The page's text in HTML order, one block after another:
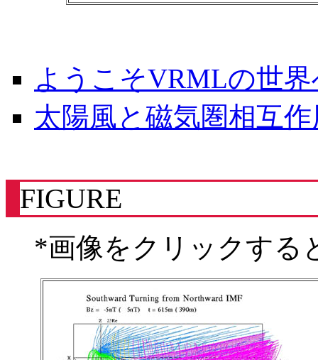
ようこそVRMLの世
太陽風と磁気圏相互
FIGURE
*画像をクリックする